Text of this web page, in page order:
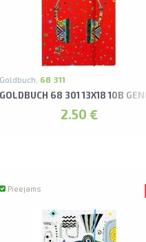
Goldbuch, 68 311
GOLDBUCH 68 301 13X18 10B
2.50 €
Pieejams